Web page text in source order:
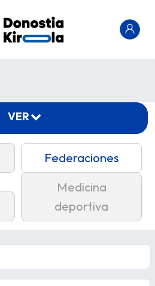
Federaciones
Medicina
deportiva
VER